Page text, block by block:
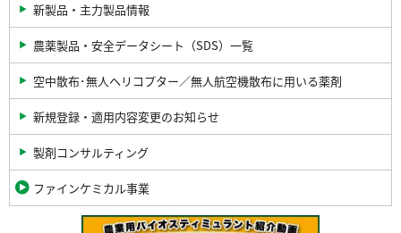
新製品・主力製品情報
農薬製品・安全データシート（SDS）一覧
空中散布･無人ヘリコプター／無人航空機散布に用いる薬剤
新規登録・適用内容変更のお知らせ
製剤コンサルティング
ファインケミカル事業